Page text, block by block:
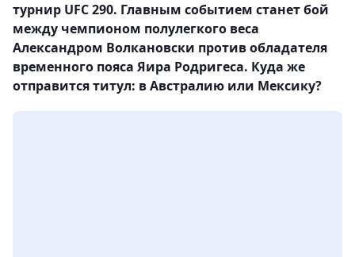
турнир UFC 290. Главным событием станет бой
между чемпионом полулегкого веса
Александром Волкановски против обладателя
временного пояса Яира Родригеса. Куда же
отправится титул: в Австралию или Мексику?